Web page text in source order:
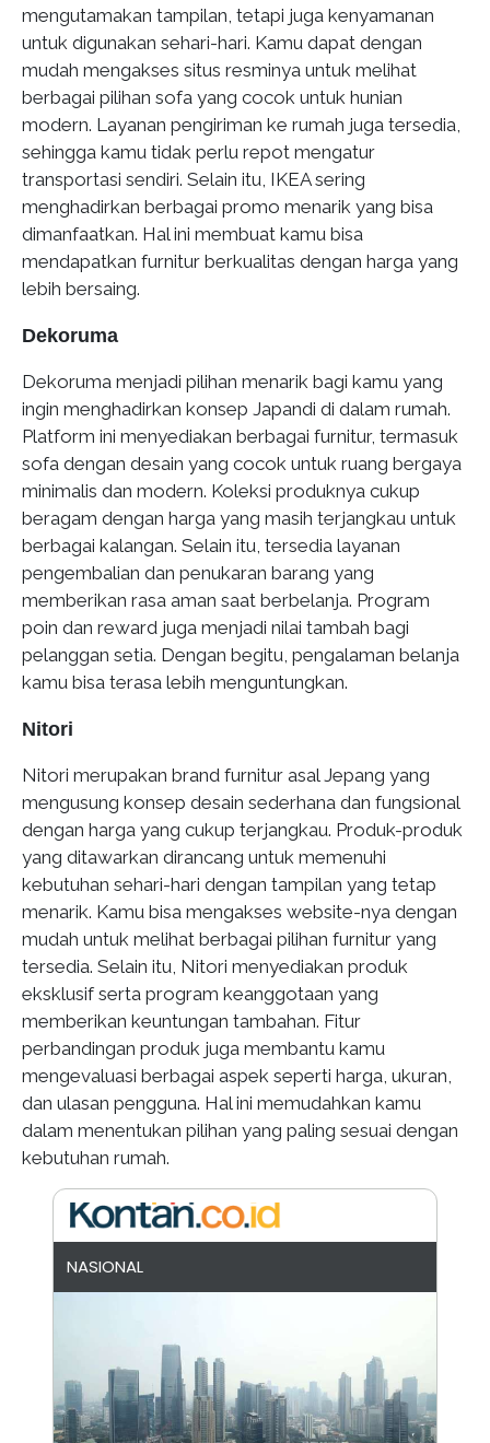
mengutamakan tampilan, tetapi juga kenyamanan
untuk digunakan sehari-hari. Kamu dapat dengan
mudah mengakses situs resminya untuk melihat
berbagai pilihan sofa yang cocok untuk hunian
modern. Layanan pengiriman ke rumah juga tersedia,
sehingga kamu tidak perlu repot mengatur
transportasi sendiri. Selain itu, IKEA sering
menghadirkan berbagai promo menarik yang bisa
dimanfaatkan. Hal ini membuat kamu bisa
mendapatkan furnitur berkualitas dengan harga yang
lebih bersaing.
Dekoruma
Dekoruma menjadi pilihan menarik bagi kamu yang
ingin menghadirkan konsep Japandi di dalam rumah.
Platform ini menyediakan berbagai furnitur, termasuk
sofa dengan desain yang cocok untuk ruang bergaya
minimalis dan modern. Koleksi produknya cukup
beragam dengan harga yang masih terjangkau untuk
berbagai kalangan. Selain itu, tersedia layanan
pengembalian dan penukaran barang yang
memberikan rasa aman saat berbelanja. Program
poin dan reward juga menjadi nilai tambah bagi
pelanggan setia. Dengan begitu, pengalaman belanja
kamu bisa terasa lebih menguntungkan.
Nitori
Nitori merupakan brand furnitur asal Jepang yang
mengusung konsep desain sederhana dan fungsional
dengan harga yang cukup terjangkau. Produk-produk
yang ditawarkan dirancang untuk memenuhi
kebutuhan sehari-hari dengan tampilan yang tetap
menarik. Kamu bisa mengakses website-nya dengan
mudah untuk melihat berbagai pilihan furnitur yang
tersedia. Selain itu, Nitori menyediakan produk
eksklusif serta program keanggotaan yang
memberikan keuntungan tambahan. Fitur
perbandingan produk juga membantu kamu
mengevaluasi berbagai aspek seperti harga, ukuran,
dan ulasan pengguna. Hal ini memudahkan kamu
dalam menentukan pilihan yang paling sesuai dengan
kebutuhan rumah.
NASIONAL